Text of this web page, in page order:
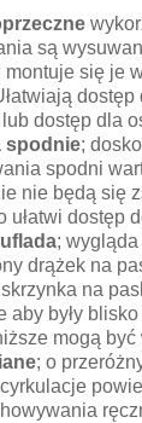
są
montuje się je
dostęp dla
spodnie;
spodni
nie będą się
ułatwi dostęp
;
drążek na
na
aby były
mogą
; o